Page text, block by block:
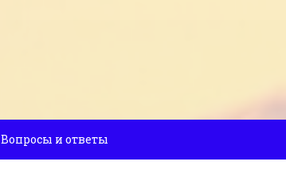
Вопросы и ответы